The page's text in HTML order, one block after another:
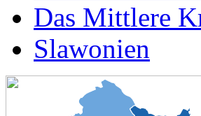
Das Mittlere
Slawonien